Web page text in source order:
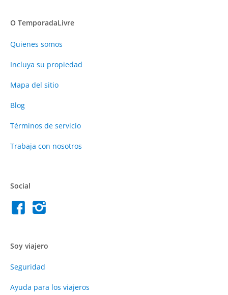
O TemporadaLivre
Quienes somos
Incluya su propiedad
Mapa del sitio
Blog
Términos de servicio
Trabaja con nosotros
Social
Soy viajero
Seguridad
Ayuda para los viajeros